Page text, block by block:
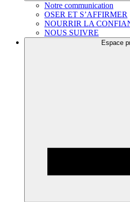
Notre communication
OSER ET S’AFFIRMER
NOURRIR LA
NOUS SUIVRE
Espace